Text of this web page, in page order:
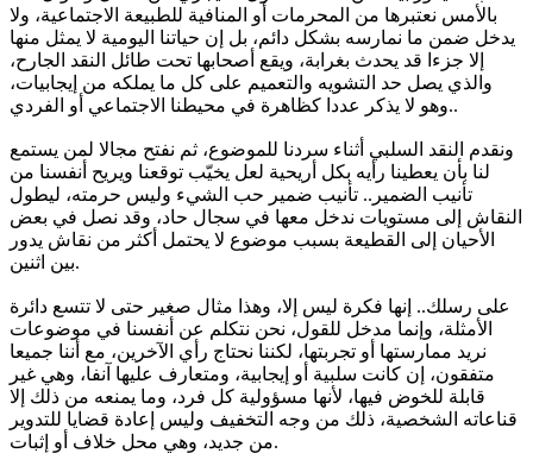
بالأمس نعتبرها من المحرمات أو المنافية للطبيعة الاجتماعية، ولا
يدخل ضمن ما نمارسه بشكل دائم، بل إن حياتنا اليومية لا يمثل منها
إلا جزءا قد يحدث بغرابة، ويقع أصحابها تحت طائل النقد الجارح،
والذي يصل حد التشويه والتعميم على كل ما يملكه من إيجابيات،
وهو لا يذكر عددا كظاهرة في محيطنا الاجتماعي أو الفردي..
ونقدم النقد السلبي أثناء سردنا للموضوع، ثم نفتح مجالا لمن يستمع
لنا بأن يعطينا رأيه بكل أريحية لعل يخيّب توقعنا ويريح أنفسنا من
تأنيب الضمير.. تأنيب ضمير حب الشيء وليس حرمته، ليطول
النقاش إلى مستويات ندخل معها في سجال حاد، وقد نصل في بعض
الأحيان إلى القطيعة بسبب موضوع لا يحتمل أكثر من نقاش يدور
بين اثنين.
على رسلك.. إنها فكرة ليس إلا، وهذا مثال صغير حتى لا تتسع دائرة
الأمثلة، وإنما مدخل للقول، نحن نتكلم عن أنفسنا في موضوعات
نريد ممارستها أو تجربتها، لكننا نحتاج رأي الآخرين، مع أننا جميعا
متفقون، إن كانت سلبية أو إيجابية، ومتعارف عليها آنفا، وهي غير
قابلة للخوض فيها، لأنها مسؤولية كل فرد، وما يمنعه من ذلك إلا
قناعاته الشخصية، ذلك من وجه التخفيف وليس إعادة قضايا للتدوير
من جديد، وهي محل خلاف أو إثبات.